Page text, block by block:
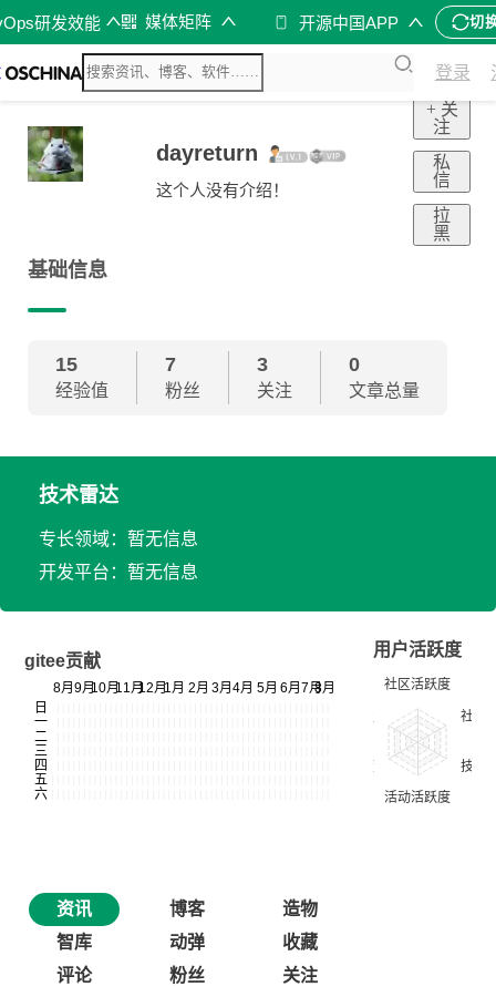
研发效能 媒体矩阵 开源中国APP 切
登录
dayreturn
这个人没有介绍！
+ 关
注
私
信
拉
黑
基础信息
15
经验值
7
粉丝
3
关注
0
文章总量
技术雷达
专长领域：暂无信息
开发平台：暂无信息
gitee贡献
用户活跃度
资讯 博客
造物
智库
动弹
收藏
评论
粉丝 关注